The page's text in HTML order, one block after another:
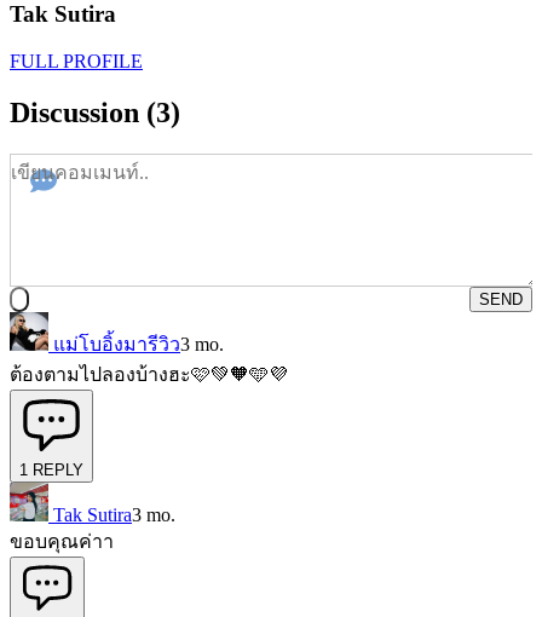
Tak Sutira
FULL PROFILE
Discussion (3)
SEND
แม่โบอิ้งมารีวิว3 mo.
ต้องตามไปลองบ้างฮะ🩷💚🧡🩵💜
1 REPLY
Tak Sutira3 mo.
ขอบคุณค่าา